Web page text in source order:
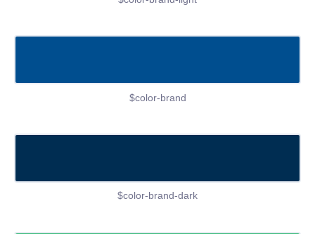
$color-brand
$color-brand-dark